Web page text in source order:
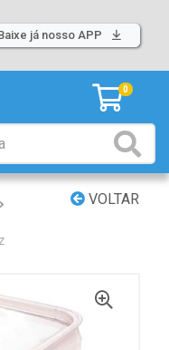
já nosso APP
0
VOLTAR